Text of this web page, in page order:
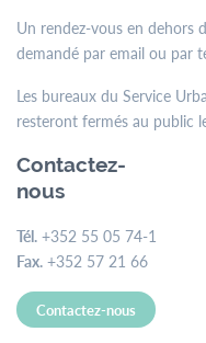
Un rendez-vous en dehors
demandé par email ou par
Les bureaux du Service
resteront fermés au public
Contactez-
nous
Tél. +352 55 05 74-1
Fax. +352 57 21 66
Contactez-nous